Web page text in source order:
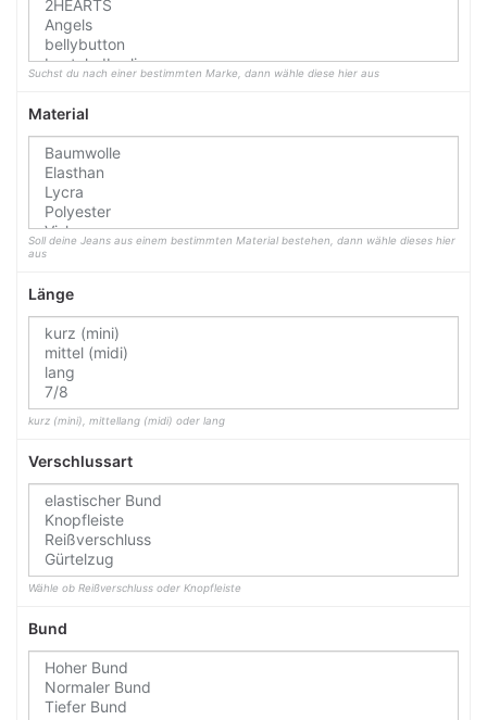
Suchst du nach einer bestimmten Marke, dann wähle diese hier aus
Material
Soll deine Jeans aus einem bestimmten Material bestehen, dann wähle dieses hier
aus
Länge
kurz (mini), mittellang (midi) oder lang
Verschlussart
Wähle ob Reißverschluss oder Knopfleiste
Bund